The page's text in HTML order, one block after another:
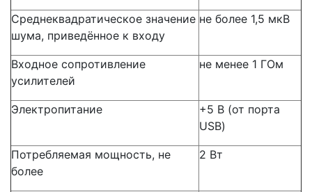
Среднеквадратическое значение
шума, приведённое к входу
не более 1,5 мкВ
Входное сопротивление
усилителей
не менее 1 ГОм
Электропитание
+5 В (от порта
USB)
Потребляемая мощность, не
более
2 Вт